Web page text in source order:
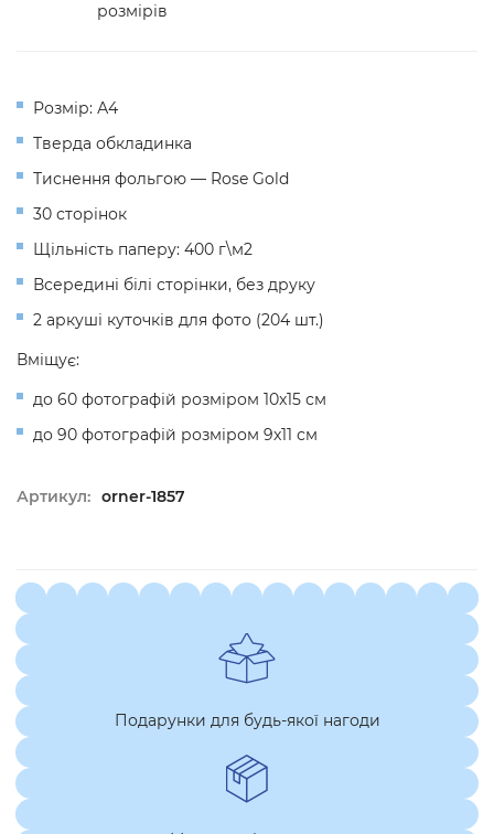
розмірів
Розмір: А4
Тверда обкладинка
Тиснення фольгою — Rose Gold
30 сторінок
Щільність паперу: 400 г\м2
Всередині білі сторінки, без друку
2 аркуші куточків для фото (204 шт.)
Вміщує:
до 60 фотографій розміром 10x15 см
до 90 фотографій розміром 9x11 см
Артикул: orner-1857
Подарунки для будь-якої нагоди